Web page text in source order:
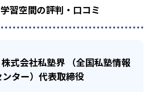
無料で延長指導を行っている。苦手な
直結する万全の指導に定評がある。
入試を目指す生徒向け
期試験コースの他、幅広い大学受験対
。
一緒のクラスで過ごす生徒によっては集
がある。また1:1や1:2の個別指導と比べ
習空間の評判・口コミ
式会社私塾界 （全国私塾情報
ンター）代表取締役